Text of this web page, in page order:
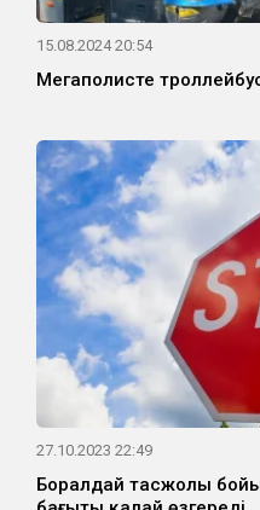
15.08.2024 20:54
Мегаполисте
27.10.2023 22:49
Боралдай тасжолы